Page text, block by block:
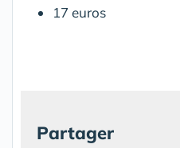
17 euros
Partager